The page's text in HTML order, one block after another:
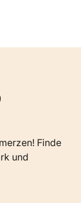
Finde
und